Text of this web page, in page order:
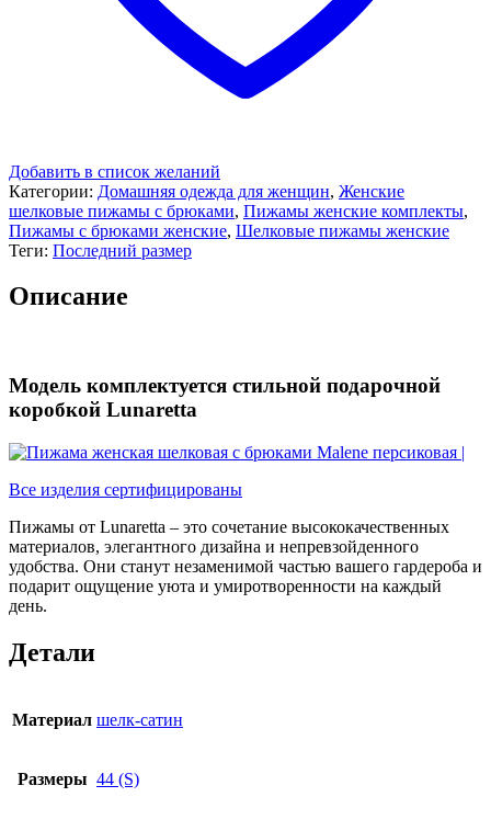
Добавить в список желаний
Категории: Домашняя одежда для женщин, Женские
шелковые пижамы с брюками, Пижамы женские комплекты,
Пижамы с брюками женские, Шелковые пижамы женские
Теги: Последний размер
Описание
Модель комплектуется стильной подарочной
коробкой Lunaretta
Все изделия сертифицированы
Пижамы от Lunaretta – это сочетание высококачественных
материалов, элегантного дизайна и непревзойденного
удобства. Они станут незаменимой частью вашего гардероба и
подарит ощущение уюта и умиротворенности на каждый
день.
Детали
Материал шелк-сатин
Размеры 44 (S)